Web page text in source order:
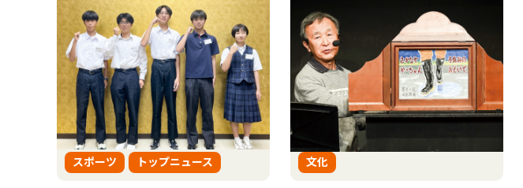
スポーツ トップニュース 文化